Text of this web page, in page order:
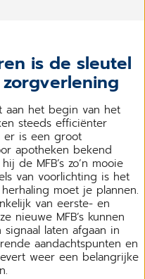
is de sleutel
aan het begin van het
steeds efficiënter
er is een groot
apotheken bekend
de MFB’s zo’n mooie
van voorlichting is het
moet je plannen.
van eerste- en
nieuwe MFB’s kunnen
laten afgaan in
aandachtspunten en
weer een belangrijke